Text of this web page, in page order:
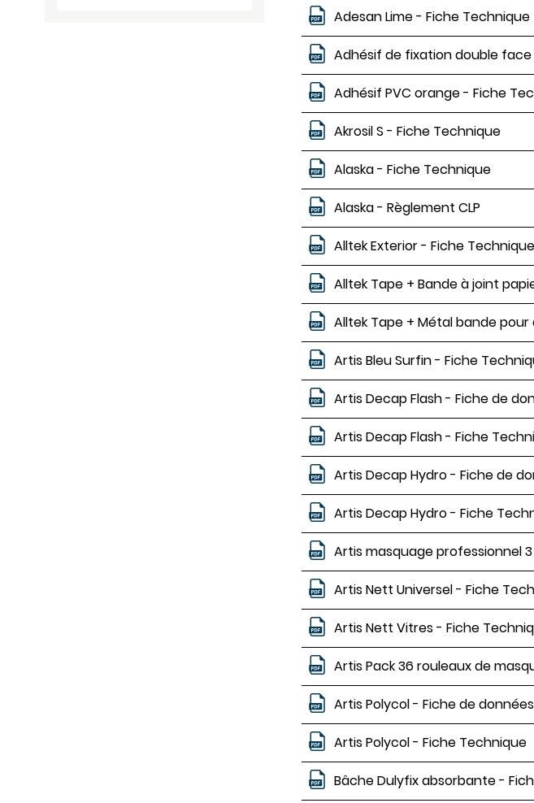
Adesan Lime - Fiche Technique
Adhésif de fixation double
Adhésif PVC orange - Fiche
Akrosil S - Fiche Technique
Alaska - Fiche Technique
Alaska - Règlement CLP
Alltek Exterior - Fiche Technique
Alltek Tape + Bande à joint
Alltek Tape + Métal bande
Artis Bleu Surfin - Fiche
Artis Decap Flash - Fiche de
Artis Decap Flash - Fiche
Artis Decap Hydro - Fiche de
Artis Decap Hydro - Fiche
Artis masquage professionnel
Artis Nett Universel - Fiche
Artis Nett Vitres - Fiche
Artis Pack 36 rouleaux de
Artis Polycol - Fiche de
Artis Polycol - Fiche Technique
Bâche Dulyfix absorbante -